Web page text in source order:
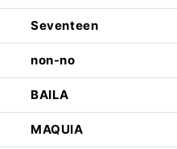
Seventeen
non-no
BAILA
MAQUIA